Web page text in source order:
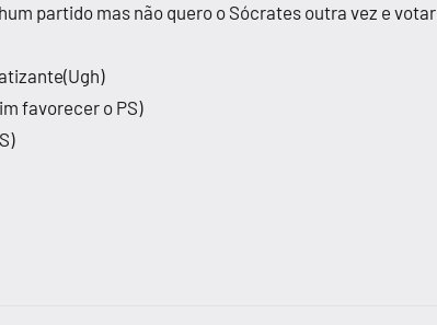
partido mas não quero o Sócrates outra vez e votar
favorecer o PS)